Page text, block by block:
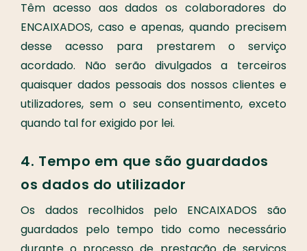
Têm acesso aos dados os colaboradores do
ENCAIXADOS, caso e apenas, quando precisem
desse acesso para prestarem o serviço
acordado. Não serão divulgados a terceiros
quaisquer dados pessoais dos nossos clientes e
utilizadores, sem o seu consentimento, exceto
quando tal for exigido por lei.
4. Tempo em que são guardados
os dados do utilizador
Os dados recolhidos pelo ENCAIXADOS são
guardados pelo tempo tido como necessário